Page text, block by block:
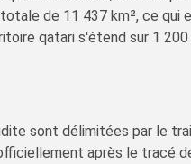
de 11 437 km², ce
qatari s'étend sur 1
sont délimitées par le
après le tracé